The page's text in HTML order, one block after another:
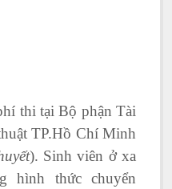
thi tại Bộ phận Tài
TP.Hồ Chí Minh
). Sinh viên ở xa
hình thức chuyển